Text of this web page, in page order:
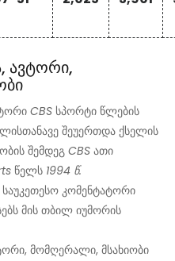
ავტორი,
CBS სპორტი წლების
შეუერთდა ქსელის
შემდეგ CBS ათი
წელს 1994 წ.
კომენტატორი
მის თბილ იუმორის
მომღერალი, მსახიობი